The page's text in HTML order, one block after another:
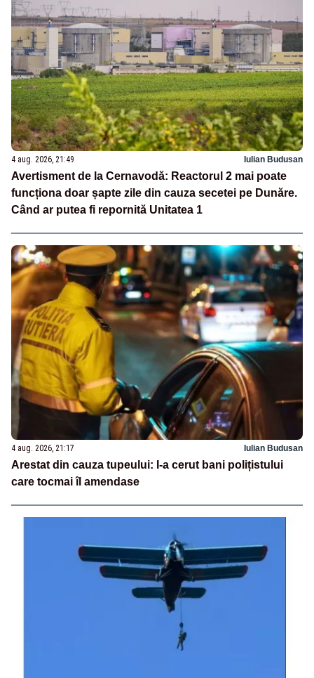
4 aug. 2026, 21:49 Iulian Budusan
Avertisment de la Cernavodă: Reactorul 2 mai poate
funcționa doar șapte zile din cauza secetei pe Dunăre.
Când ar putea fi repornită Unitatea 1
4 aug. 2026, 21:17 Iulian Budusan
Arestat din cauza tupeului: I-a cerut bani polițistului
care tocmai îl amendase